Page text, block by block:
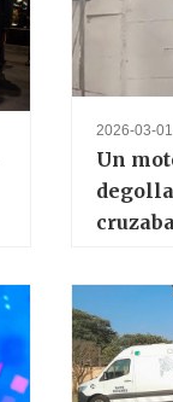
2026-03-01
Un
paso